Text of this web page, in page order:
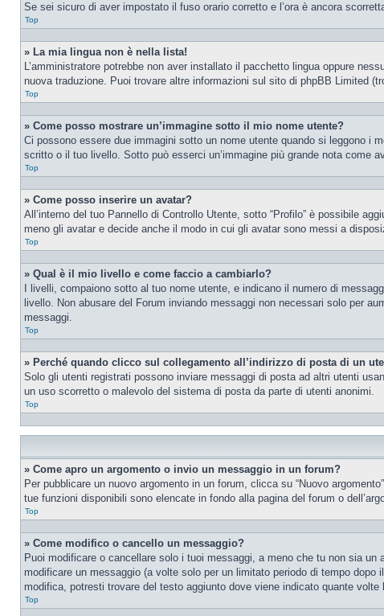
Se sei sicuro di aver impostato il fuso orario corretto e l’ora è ancora
Top
» La mia lingua non è nella lista!
L’amministratore potrebbe non aver installato il pacchetto lingua oppure
nuova traduzione. Puoi trovare altre informazioni sul sito di phpBB Limited
Top
» Come posso mostrare un’immagine sotto il mio nome utente?
Ci possono essere due immagini sotto un nome utente quando si leggono i
scritto o il tuo livello. Sotto può esserci un’immagine più grande nota come
Top
» Come posso inserire un avatar?
All’interno del tuo Pannello di Controllo Utente, sotto “Profilo” è possibile
meno gli avatar e decide anche il modo in cui gli avatar sono messi a
Top
» Qual è il mio livello e come faccio a cambiarlo?
I livelli, compaiono sotto al tuo nome utente, e indicano il numero di
livello. Non abusare del Forum inviando messaggi non necessari solo per
messaggi.
Top
» Perché quando clicco sul collegamento all’indirizzo di posta di un
Solo gli utenti registrati possono inviare messaggi di posta ad altri utenti
un uso scorretto o malevolo del sistema di posta da parte di utenti anonimi.
Top
» Come apro un argomento o invio un messaggio in un forum?
Per pubblicare un nuovo argomento in un forum, clicca su “Nuovo
tue funzioni disponibili sono elencate in fondo alla pagina del forum o
Top
» Come modifico o cancello un messaggio?
Puoi modificare o cancellare solo i tuoi messaggi, a meno che tu non sia
modificare un messaggio (a volte solo per un limitato periodo di tempo dopo
modifica, potresti trovare del testo aggiunto dove viene indicato quante
Top